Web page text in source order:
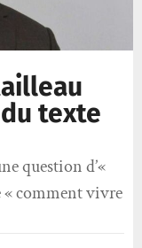
texte
question d’«
« comment vivre